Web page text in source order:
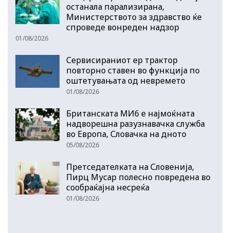
останала парализирана,
Министерството за здравство ќе
спроведе вонреден надзор
01/08/2026
Сервисираниот ер трактор
повторно ставен во функција по
оштетувањата од невремето
01/08/2026
Британската МИ6 е најмоќната
надворешна разузнавачка служба
во Европа, Словачка на дното
05/08/2026
Претседателката на Словенија,
Пирц Мусар полесно повредена во
сообраќајна несреќа
01/08/2026